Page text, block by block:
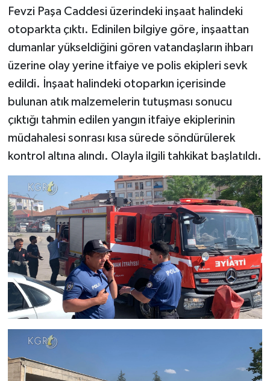
Fevzi Paşa Caddesi üzerindeki inşaat halindeki
otoparkta çıktı. Edinilen bilgiye göre, inşaattan
dumanlar yükseldiğini gören vatandaşların ihbarı
üzerine olay yerine itfaiye ve polis ekipleri sevk
edildi. İnşaat halindeki otoparkın içerisinde
bulunan atık malzemelerin tutuşması sonucu
çıktığı tahmin edilen yangın itfaiye ekiplerinin
müdahalesi sonrası kısa sürede söndürülerek
kontrol altına alındı. Olayla ilgili tahkikat başlatıldı.